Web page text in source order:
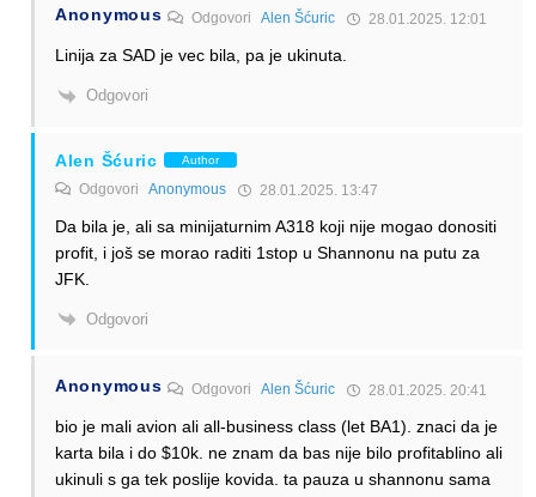
Anonymous OdgovoriAlen Šćuric 28.01.2025. 12:01
Linija za SAD je vec bila, pa je ukinuta.
Odgovori
Alen Šćuric Author
Odgovori Anonymous 28.01.2025. 13:47
Da bila je, ali sa minijaturnim A318 koji nije mogao donositi
profit, i još se morao raditi 1stop u Shannonu na putu za
JFK.
Odgovori
Anonymous OdgovoriAlen Šćuric 28.01.2025. 20:41
bio je mali avion ali all-business class (let BA1). znaci da je
karta bila i do $10k. ne znam da bas nije bilo profitablino ali
ukinuli s ga tek poslije kovida. ta pauza u shannonu sama